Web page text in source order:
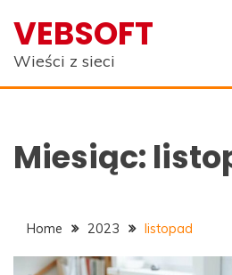
content
VEBSOFT
Wieści z sieci
Miesiąc:
Home 2023 listopad